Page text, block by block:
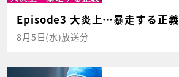
Episode3 大炎上…暴走する正義
8月5日(水)放送分